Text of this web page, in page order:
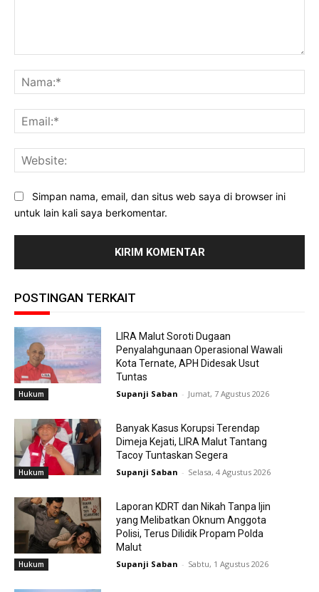
Simpan nama, email, dan situs web saya di browser ini
untuk lain kali saya berkomentar.
POSTINGAN TERKAIT
Hukum
LIRA Malut Soroti Dugaan
Penyalahgunaan Operasional Wawali
Kota Ternate, APH Didesak Usut
Tuntas
Supanji Saban - Jumat, 7 Agustus 2026
Hukum
Banyak Kasus Korupsi Terendap
Dimeja Kejati, LIRA Malut Tantang
Tacoy Tuntaskan Segera
Supanji Saban - Selasa, 4 Agustus 2026
Hukum
Laporan KDRT dan Nikah Tanpa Ijin
yang Melibatkan Oknum Anggota
Polisi, Terus Dilidik Propam Polda
Malut
Supanji Saban - Sabtu, 1 Agustus 2026